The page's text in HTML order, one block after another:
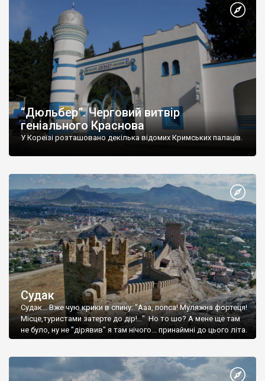
“Дюльбер”. Черговий витвір
геніального Краснова
У Кореїзі розташовано декілька відомих Кримських палаців.
Судак
Судак... Вже чую крики в спину: "Ааа, попса! Муляжна фортеця!
Місце,туристами затерте до дір!..." Но то шо? А мене ще там
не було, ну не "дірявив" я там нічого... принаймні до цього літа.